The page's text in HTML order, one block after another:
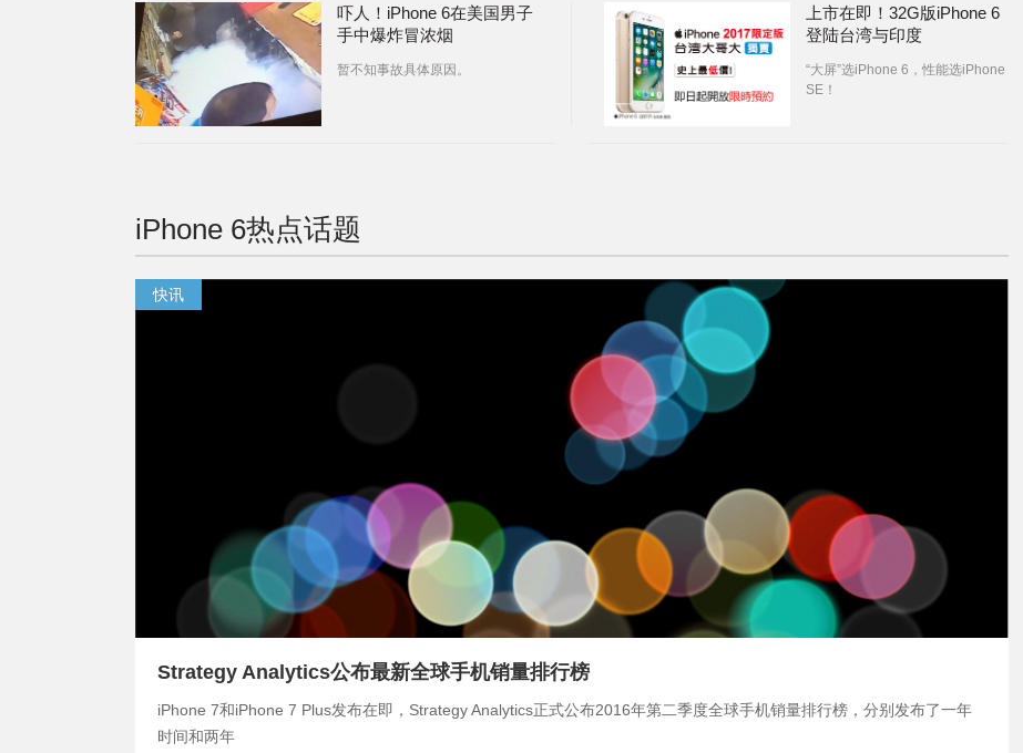
吓人！iPhone 6在美国男子
手中爆炸冒浓烟
暂不知事故具体原因。
上市在即！32G版iPhone 6
登陆台湾与印度
“大屏”选iPhone 6，性能选iPhone
SE！
iPhone 6热点话题
快讯
Strategy Analytics公布最新全球手机销量排行榜
iPhone 7和iPhone 7 Plus发布在即，Strategy Analytics正式公布2016年第二季度全球手机销量排行榜，分别发布了一年
时间和两年